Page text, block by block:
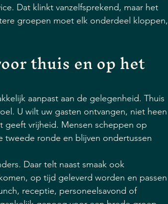
Dat klinkt vanzelfsprekend, maar het
groepen moet elk onderdeel kloppen,
thuis en op het
aanpast aan de gelegenheid. Thuis
U wilt uw gasten ontvangen, niet heen
geeft vrijheid. Mensen scheppen op
tweede ronde en blijven ondertussen
Daar telt naast smaak ook
op tijd geleverd worden en passen
receptie, personeelsavond of